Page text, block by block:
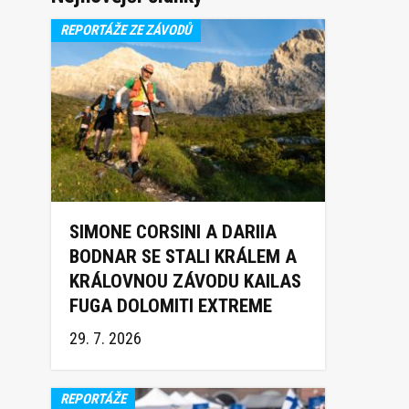
REPORTÁŽE ZE ZÁVODŮ
SIMONE CORSINI A DARIIA
BODNAR SE STALI KRÁLEM A
KRÁLOVNOU ZÁVODU KAILAS
FUGA DOLOMITI EXTREME
TRAIL 2026
29. 7. 2026
REPORTÁŽE